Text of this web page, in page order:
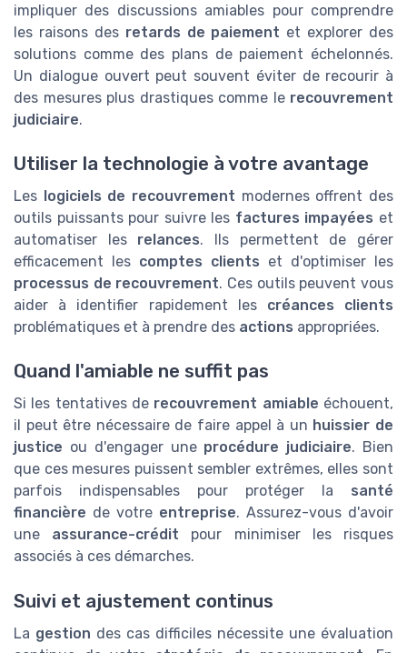
impliquer des discussions amiables pour comprendre
les raisons des retards de paiement et explorer des
solutions comme des plans de paiement échelonnés.
Un dialogue ouvert peut souvent éviter de recourir à
des mesures plus drastiques comme le recouvrement
judiciaire.
Utiliser la technologie à votre avantage
Les logiciels de recouvrement modernes offrent des
outils puissants pour suivre les factures impayées et
automatiser les relances. Ils permettent de gérer
efficacement les comptes clients et d'optimiser les
processus de recouvrement. Ces outils peuvent vous
aider à identifier rapidement les créances clients
problématiques et à prendre des actions appropriées.
Quand l'amiable ne suffit pas
Si les tentatives de recouvrement amiable échouent,
il peut être nécessaire de faire appel à un huissier de
justice ou d'engager une procédure judiciaire. Bien
que ces mesures puissent sembler extrêmes, elles sont
parfois indispensables pour protéger la santé
financière de votre entreprise. Assurez-vous d'avoir
une assurance-crédit pour minimiser les risques
associés à ces démarches.
Suivi et ajustement continus
La gestion des cas difficiles nécessite une évaluation